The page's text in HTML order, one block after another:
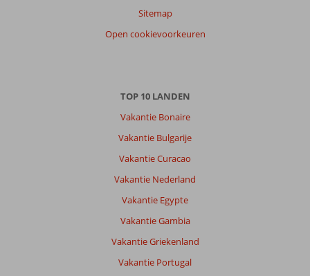
Sitemap
Open cookievoorkeuren
TOP 10 LANDEN
Vakantie Bonaire
Vakantie Bulgarije
Vakantie Curacao
Vakantie Nederland
Vakantie Egypte
Vakantie Gambia
Vakantie Griekenland
Vakantie Portugal